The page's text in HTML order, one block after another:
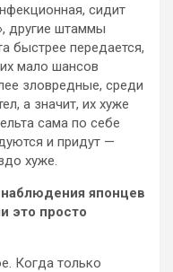
сидит
другие штаммы
быстрее передается,
мало шансов
зловредные, среди
а значит, их хуже
сама по себе
и придут —
хуже.
японцев
это просто
Когда только